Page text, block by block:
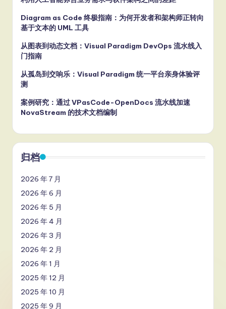
Diagram as Code 终极指南：为何开发者和架构师正转向
基于文本的 UML 工具
从图表到动态文档：Visual Paradigm DevOps 流水线入
门指南
从孤岛到交响乐：Visual Paradigm 统一平台亲身体验评
测
案例研究：通过 VPasCode-OpenDocs 流水线加速
NovaStream 的技术文档编制
归档
2026 年 7 月
2026 年 6 月
2026 年 5 月
2026 年 4 月
2026 年 3 月
2026 年 2 月
2026 年 1 月
2025 年 12 月
2025 年 10 月
2025 年 9 月